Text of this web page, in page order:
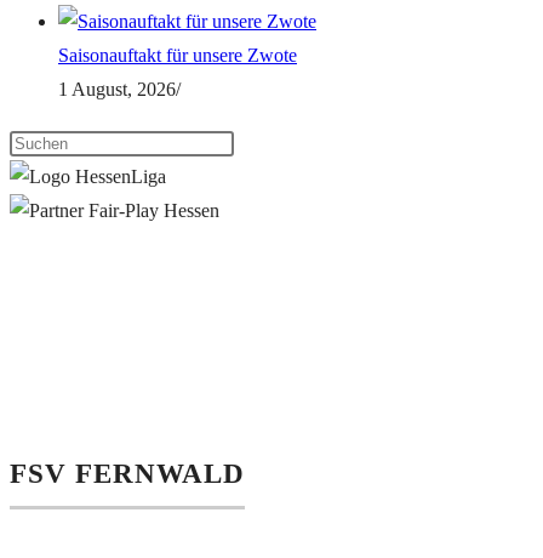
Saisonauftakt für unsere Zwote
1 August, 2026/
FSV FERNWALD